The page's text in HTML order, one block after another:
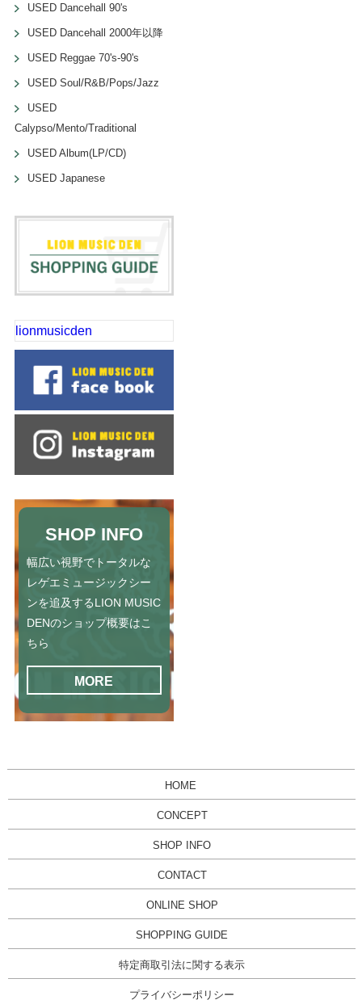
USED Dancehall 90's
USED Dancehall 2000年以降
USED Reggae 70's-90's
USED Soul/R&B/Pops/Jazz
USED
Calypso/Mento/Traditional
USED Album(LP/CD)
USED Japanese
lionmusicden
SHOP INFO
幅広い視野でトータルな
レゲエミュージックシー
ンを追及するLION MUSIC
DENのショップ概要はこ
ちら
MORE
HOME
CONCEPT
SHOP INFO
CONTACT
ONLINE SHOP
SHOPPING GUIDE
特定商取引法に関する表示
プライバシーポリシー